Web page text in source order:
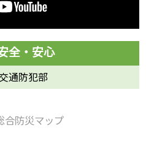
通防犯部
合防災マップ